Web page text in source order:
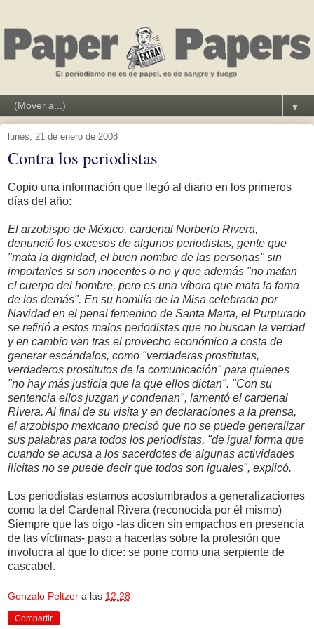
▼
lunes, 21 de enero de 2008
Contra los periodistas
Copio una información que llegó al diario en los primeros
días del año:
El arzobispo de México, cardenal Norberto Rivera,
denunció los excesos de algunos periodistas, gente que
"mata la dignidad, el buen nombre de las personas" sin
importarles si son inocentes o no y que además "no matan
el cuerpo del hombre, pero es una víbora que mata la fama
de los demás". En su homilía de la Misa celebrada por
Navidad en el penal femenino de Santa Marta, el Purpurado
se refirió a estos malos periodistas que no buscan la verdad
y en cambio van tras el provecho económico a costa de
generar escándalos, como "verdaderas prostitutas,
verdaderos prostitutos de la comunicación" para quienes
"no hay más justicia que la que ellos dictan". "Con su
sentencia ellos juzgan y condenan", lamentó el cardenal
Rivera. Al final de su visita y en declaraciones a la prensa,
el arzobispo mexicano precisó que no se puede generalizar
sus palabras para todos los periodistas, "de igual forma que
cuando se acusa a los sacerdotes de algunas actividades
ilícitas no se puede decir que todos son iguales", explicó.
Los periodistas estamos acostumbrados a generalizaciones
como la del Cardenal Rivera (reconocida por él mismo)
Siempre que las oigo -las dicen sin empachos en presencia
de las víctimas- paso a hacerlas sobre la profesión que
involucra al que lo dice: se pone como una serpiente de
cascabel.
Gonzalo Peltzer a las 12:28
Compartir